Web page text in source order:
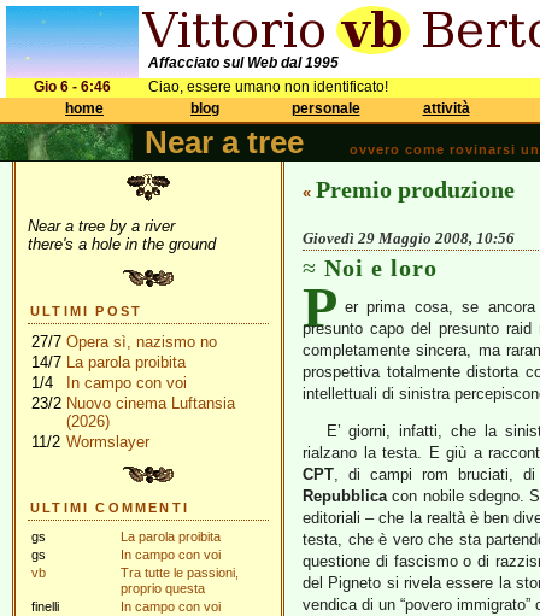
Affacciato sul Web dal 1995
Gio 6 - 6:46
Ciao, essere umano non identificato!
home
blog personale attività
Near a tree ovvero come rovinarsi
Near a tree by a river
there's a hole in the ground
ULTIMI POST
27/7 Opera sì, nazismo no
14/7 La parola proibita
1/4
In campo con voi
23/2 Nuovo cinema Luftansia
(2026)
11/2 Wormslayer
ULTIMI COMMENTI
gs
La parola proibita
gs
In campo con voi
vb
Tra tutte le passioni,
proprio questa
finelli
In campo con voi
« Premio produzione
Giovedì 29 Maggio 2008, 10:56
Noi e loro
P er prima cosa, se
presunto capo del presunto
completamente sincera, ma
prospettiva totalmente distorta
intellettuali di sinistra
E’ giorni, infatti, che la
rialzano la testa. E giù a
CPT, di campi rom bruciati, di
Repubblicacon nobile sdegno.
editoriali – che la realtà è ben
testa, che è vero che sta
questione di fascismo o di
del Pigneto si rivela essere la
vendica di un “povero